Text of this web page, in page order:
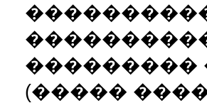
���������
(�����